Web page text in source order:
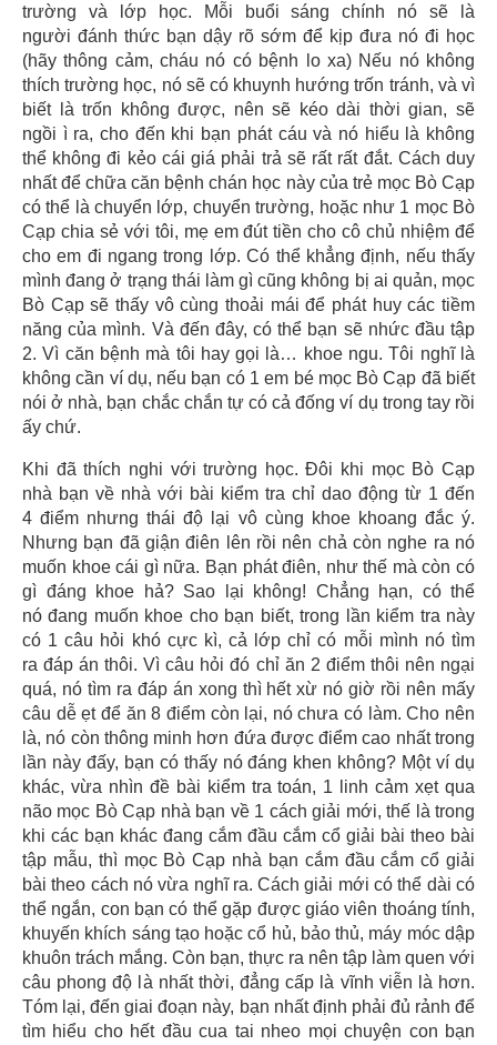
trường và lớp học. Mỗi buổi sáng chính nó sẽ là
người đánh thức bạn dậy rõ sớm để kịp đưa nó đi học
(hãy thông cảm, cháu nó có bệnh lo xa) Nếu nó không
thích trường học, nó sẽ có khuynh hướng trốn tránh, và vì
biết là trốn không được, nên sẽ kéo dài thời gian, sẽ
ngồi ì ra, cho đến khi bạn phát cáu và nó hiểu là không
thể không đi kẻo cái giá phải trả sẽ rất rất đắt. Cách duy
nhất để chữa căn bệnh chán học này của trẻ mọc Bò Cạp
có thể là chuyển lớp, chuyển trường, hoặc như 1 mọc Bò
Cạp chia sẻ với tôi, mẹ em đút tiền cho cô chủ nhiệm để
cho em đi ngang trong lớp. Có thể khẳng định, nếu thấy
mình đang ở trạng thái làm gì cũng không bị ai quản, mọc
Bò Cạp sẽ thấy vô cùng thoải mái để phát huy các tiềm
năng của mình. Và đến đây, có thể bạn sẽ nhức đầu tập
2. Vì căn bệnh mà tôi hay gọi là… khoe ngu. Tôi nghĩ là
không cần ví dụ, nếu bạn có 1 em bé mọc Bò Cạp đã biết
nói ở nhà, bạn chắc chắn tự có cả đống ví dụ trong tay rồi
ấy chứ.
Khi đã thích nghi với trường học. Đôi khi mọc Bò Cạp
nhà bạn về nhà với bài kiểm tra chỉ dao động từ 1 đến
4 điểm nhưng thái độ lại vô cùng khoe khoang đắc ý.
Nhưng bạn đã giận điên lên rồi nên chả còn nghe ra nó
muốn khoe cái gì nữa. Bạn phát điên, như thế mà còn có
gì đáng khoe hả? Sao lại không! Chẳng hạn, có thể
nó đang muốn khoe cho bạn biết, trong lần kiểm tra này
có 1 câu hỏi khó cực kì, cả lớp chỉ có mỗi mình nó tìm
ra đáp án thôi. Vì câu hỏi đó chỉ ăn 2 điểm thôi nên ngại
quá, nó tìm ra đáp án xong thì hết xừ nó giờ rồi nên mấy
câu dễ ẹt để ăn 8 điểm còn lại, nó chưa có làm. Cho nên
là, nó còn thông minh hơn đứa được điểm cao nhất trong
lần này đấy, bạn có thấy nó đáng khen không? Một ví dụ
khác, vừa nhìn đề bài kiểm tra toán, 1 linh cảm xẹt qua
não mọc Bò Cạp nhà bạn về 1 cách giải mới, thế là trong
khi các bạn khác đang cắm đầu cắm cổ giải bài theo bài
tập mẫu, thì mọc Bò Cạp nhà bạn cắm đầu cắm cổ giải
bài theo cách nó vừa nghĩ ra. Cách giải mới có thể dài có
thể ngắn, con bạn có thể gặp được giáo viên thoáng tính,
khuyến khích sáng tạo hoặc cổ hủ, bảo thủ, máy móc dập
khuôn trách mắng. Còn bạn, thực ra nên tập làm quen với
câu phong độ là nhất thời, đẳng cấp là vĩnh viễn là hơn.
Tóm lại, đến giai đoạn này, bạn nhất định phải đủ rảnh để
tìm hiểu cho hết đầu cua tai nheo mọi chuyện con bạn